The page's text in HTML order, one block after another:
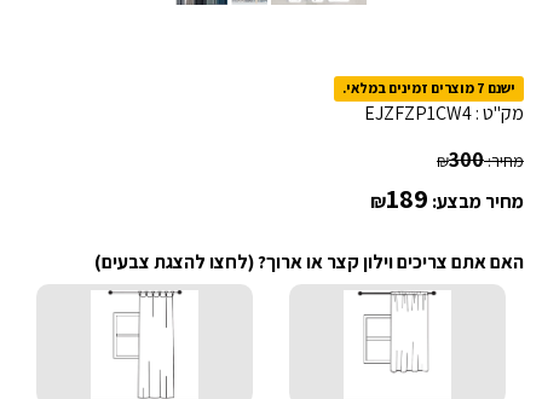
ישנם 7 מוצרים זמינים במלאי.
מק"ט :EJZFZP1CW4
מחיר: ₪300
מחיר מבצע: ₪189
האם אתם צריכים וילון קצר או ארוך? (לחצו להצגת צבעים)